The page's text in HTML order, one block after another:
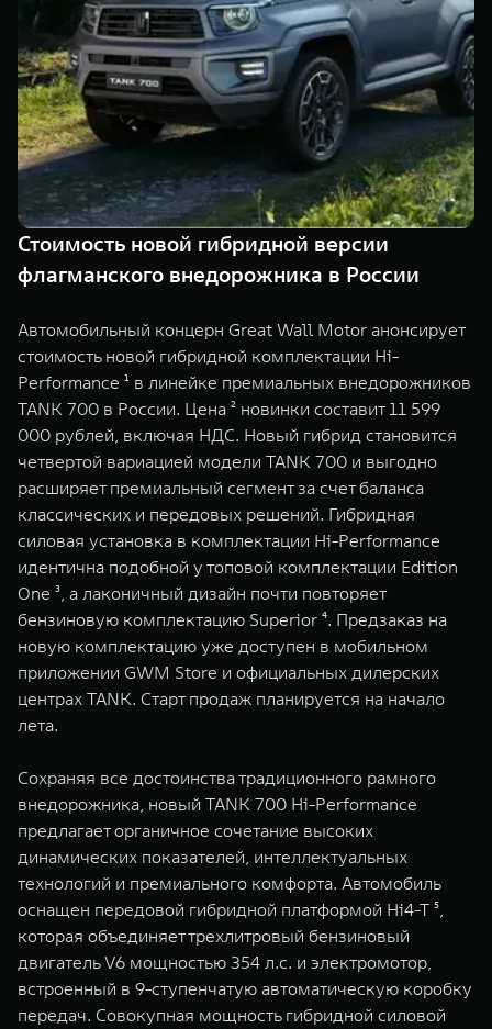
TANK 500
Веди за собой
от 6 499 000 ₽
TANK 700
от 10 199
WEY 07
Расширяя границы комфорта
от 6 149 000 ₽
WEY 05
Эстетика
от 5 699
WEY 80
Масштаб возможностей
от 6 449 000 ₽
WEY 80
от 8 099
TANK Финансы
Корпоративным клиентам
TANK ФИНАНСЫ
TANK Кредит
TANK Лизинг
TANK Страхование
Сервис
Специальные предложения
Моторные масла
ЦИФРОВЫЕ СЕРВИСЫ TANK
Цифровые сервисы TANK
Подписки
Стоимость новой гибридной версии
флагманского внедорожника в России
Автомобильный концерн Great Wall Motor анонсирует
стоимость новой гибридной комплектации Hi-
Performance ¹ в линейке премиальных внедорожников
TANK 700 в России. Цена ² новинки составит 11 599
000 рублей, включая НДС. Новый гибрид становится
четвертой вариацией модели TANK 700 и выгодно
расширяет премиальный сегмент за счет баланса
классических и передовых решений. Гибридная
силовая установка в комплектации Hi-Performance
идентична подобной у топовой комплектации Edition
One ³, а лаконичный дизайн почти повторяет
бензиновую комплектацию Superior ⁴. Предзаказ на
новую комплектацию уже доступен в мобильном
приложении GWM Store и официальных дилерских
центрах TANK. Старт продаж планируется на начало
лета.
Сохраняя все достоинства традиционного рамного
внедорожника, новый TANK 700 Hi-Performance
предлагает органичное сочетание высоких
динамических показателей, интеллектуальных
технологий и премиального комфорта. Автомобиль
оснащен передовой гибридной платформой Hi4-T ⁵,
которая объединяет трехлитровый бензиновый
двигатель V6 мощностью 354 л.с. и электромотор,
встроенный в 9-ступенчатую автоматическую коробку
передач. Совокупная мощность гибридной силовой